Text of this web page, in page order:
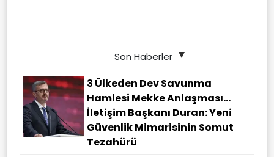
Son Haberler
3 Ülkeden Dev Savunma
Hamlesi Mekke Anlaşması…
İletişim Başkanı Duran: Yeni
Güvenlik Mimarisinin Somut
Tezahürü